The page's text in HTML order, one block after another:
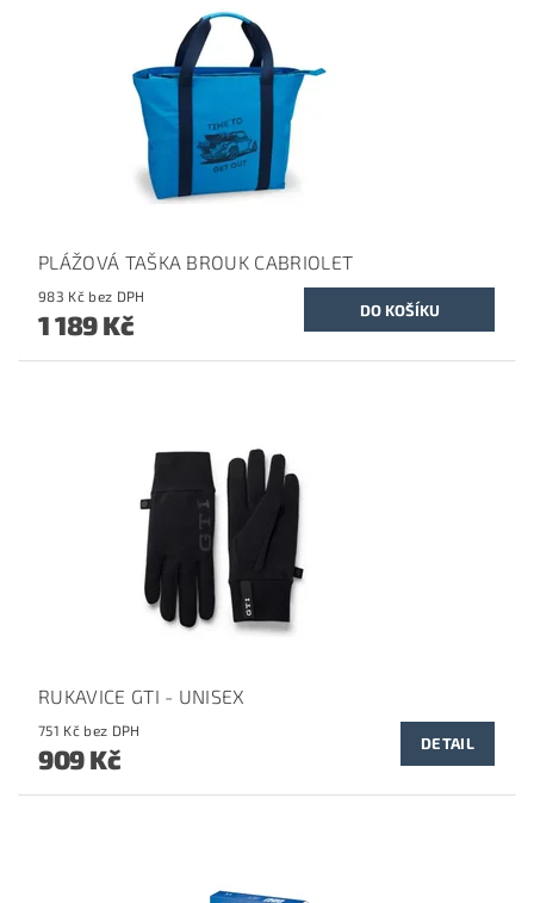
PLÁŽOVÁ TAŠKA BROUK CABRIOLET
983 Kč bez DPH
1 189 Kč
RUKAVICE GTI - UNISEX
751 Kč bez DPH
909 Kč DETAIL